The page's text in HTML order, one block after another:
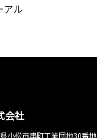
アル
会社
小松市串町工業団地30番地